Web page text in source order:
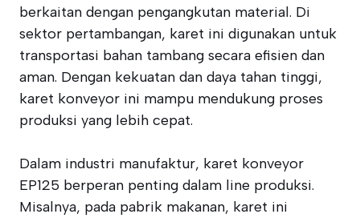
berkaitan dengan pengangkutan material. Di
sektor pertambangan, karet ini digunakan untuk
transportasi bahan tambang secara efisien dan
aman. Dengan kekuatan dan daya tahan tinggi,
karet konveyor ini mampu mendukung proses
produksi yang lebih cepat.
Dalam industri manufaktur, karet konveyor
EP125 berperan penting dalam line produksi.
Misalnya, pada pabrik makanan, karet ini